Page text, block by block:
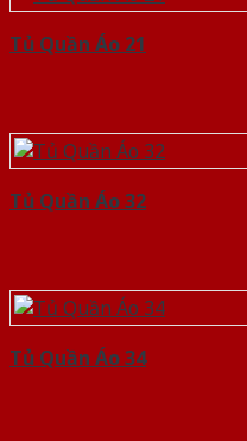
Tủ Quần Áo 21
Tủ Quần Áo 32
Tủ Quần Áo 34